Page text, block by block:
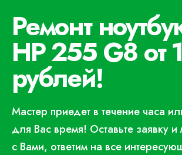
Ремонт
HP 255 G8 от
рублей!
Мастер приедет в течение часа
для Вас время! Оставьте заявку
с Вами, ответим на все